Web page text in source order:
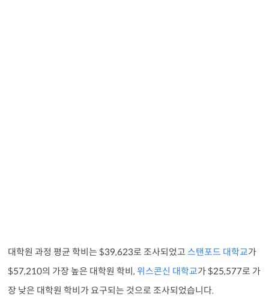
대학원 과정 평균 학비는 $39,623로 조사되었고 스탠포드 대학교가
$57,210의 가장 높은 대학원 학비, 위스콘신 대학교가 $25,577로 가
장 낮은 대학원 학비가 요구되는 것으로 조사되었습니다.